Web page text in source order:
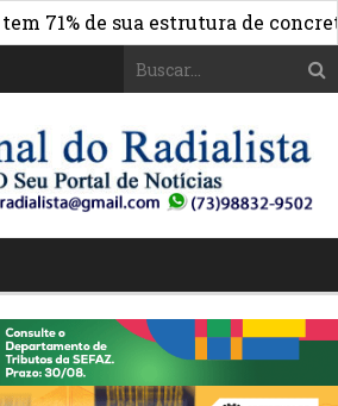
de sua estrutura de concreto